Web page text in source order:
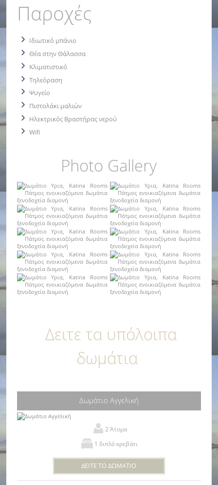
Παροχές
Ιδιωτικό μπάνιο
Θέα στην Θάλασσα
Κλιματιστικό
Τηλεόραση
Ψυγείο
Πιστολάκι μαλιών
Ηλεκτρικός Βραστήρας νερού
Wifi
Photo Gallery
Δειτε τα υπόλοιπα
δωμάτια
Δωμάτιο Αγγελική
2 Άτομα
1 διπλό κρεβάτι
ΔΕΙΤΕ ΤΟ ΔΩΜΑΤΙΟ